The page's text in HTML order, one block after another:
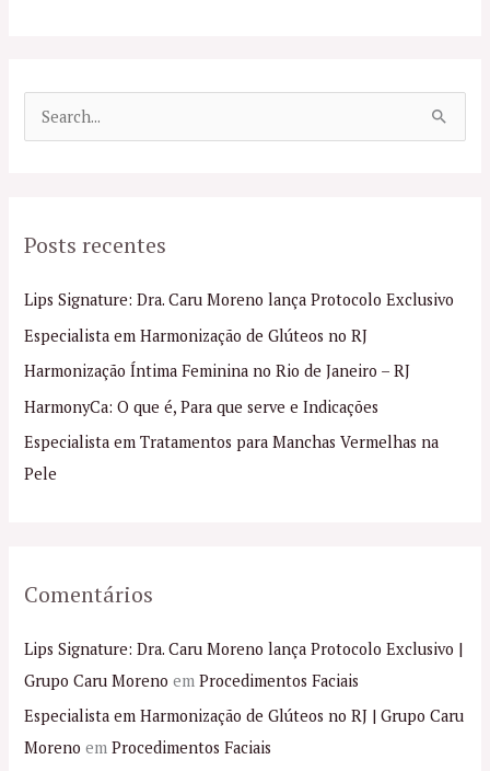
u
s
a
r
p
o
r
Posts recentes
Lips Signature: Dra. Caru Moreno lança Protocolo Exclusivo
Especialista em Harmonização de Glúteos no RJ
Harmonização Íntima Feminina no Rio de Janeiro – RJ
HarmonyCa: O que é, Para que serve e Indicações
Especialista em Tratamentos para Manchas Vermelhas na
Pele
Comentários
Lips Signature: Dra. Caru Moreno lança Protocolo Exclusivo |
Grupo Caru Moreno emProcedimentos Faciais
Especialista em Harmonização de Glúteos no RJ | Grupo Caru
Moreno emProcedimentos Faciais